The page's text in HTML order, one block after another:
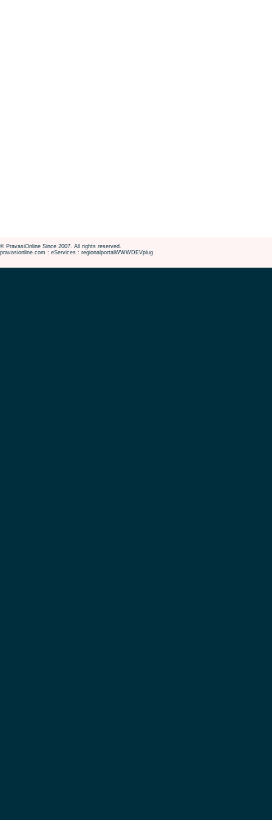
© PravasiOnline Since 2007. All rights reserved.
pravasionline.com : eServices : regionalportalWWWDEVplug